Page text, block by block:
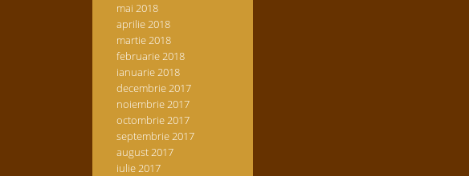
mai 2018
aprilie 2018
martie 2018
februarie 2018
ianuarie 2018
decembrie 2017
noiembrie 2017
octombrie 2017
septembrie 2017
august 2017
iulie 2017